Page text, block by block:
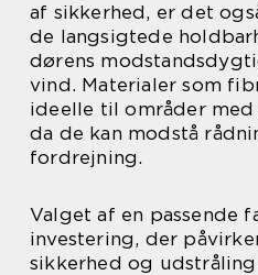
af sikkerhed, er det
de langsigtede
dørens
vind. Materialer som
ideelle til områder
da de kan modstå
fordrejning.
Valget af en passende
investering, der
sikkerhed og